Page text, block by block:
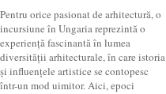
Pentru orice pasionat de arhitectură, o
incursiune în Ungaria reprezintă o
experiență fascinantă în lumea
diversității arhitecturale, în care istoria
și influențele artistice se contopesc
într-un mod uimitor. Aici, epoci